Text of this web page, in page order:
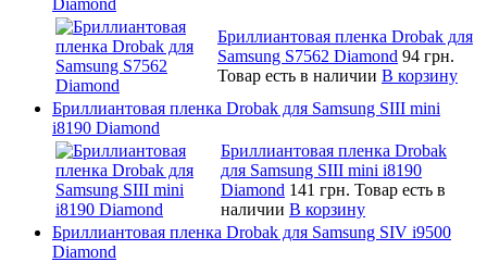
Бриллиантовая пленка Drobak для
Samsung S7562 Diamond 94 грн.
Товар есть в наличии В корзину
Бриллиантовая пленка Drobak для Samsung SIII mini
i8190 Diamond
Бриллиантовая пленка Drobak
для Samsung SIII mini i8190
Diamond 141 грн. Товар есть в
наличии В корзину
Бриллиантовая пленка Drobak для Samsung SIV i9500
Diamond